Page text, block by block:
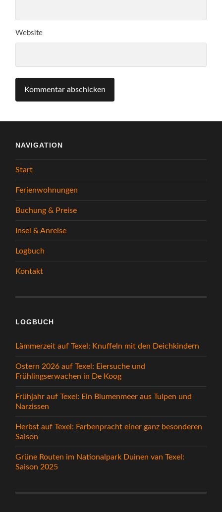
Website
NAVIGATION
Start
Ferienwohnungen
Buchung & Preise
Insel & Anreise
Logbuch
Kontakt
LOGBUCH
Lämmerzeit auf Texel: Knuffeln mit den Deichkindern
Ostern 2026 auf Texel: Eiersuche und
Frühlingserwachen in De Koog
Frühjahr auf Texel: Ein Blumenmeer aus Tulpen und
Narzissen
Herbst auf Texel: Farbenpracht einer ganz besonderen
Saison
Grüne Routen im Nationalpark Duinen van Texel:
Saison 2025